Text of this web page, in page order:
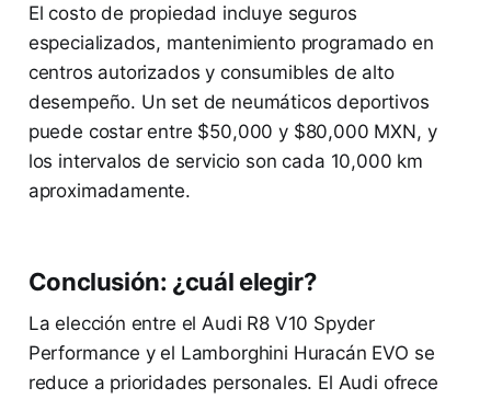
El costo de propiedad incluye seguros
especializados, mantenimiento programado en
centros autorizados y consumibles de alto
desempeño. Un set de neumáticos deportivos
puede costar entre $50,000 y $80,000 MXN, y
los intervalos de servicio son cada 10,000 km
aproximadamente.
Conclusión: ¿cuál elegir?
La elección entre el Audi R8 V10 Spyder
Performance y el Lamborghini Huracán EVO se
reduce a prioridades personales. El Audi ofrece